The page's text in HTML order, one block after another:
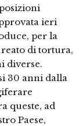
ieri
per la
di tortura,
diverse.
30 anni dalla
queste, ad
Paese,